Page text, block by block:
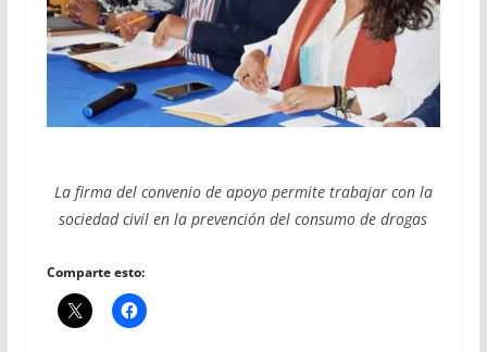
La firma del convenio de apoyo permite trabajar con la
sociedad civil en la prevención del consumo de drogas
Comparte esto: